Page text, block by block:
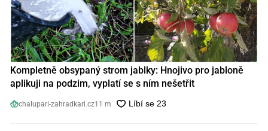
Kompletně obsypaný strom jablky: Hnojivo pro jabloně
aplikuji na podzim, vyplatí se s ním nešetřit
chalupari-zahradkari.cz11 m